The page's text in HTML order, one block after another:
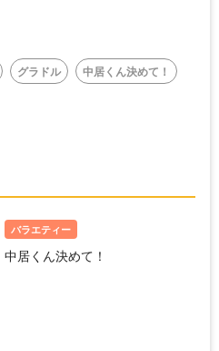
グラドル
中居くん決めて！
バラエティー
中居くん決めて！